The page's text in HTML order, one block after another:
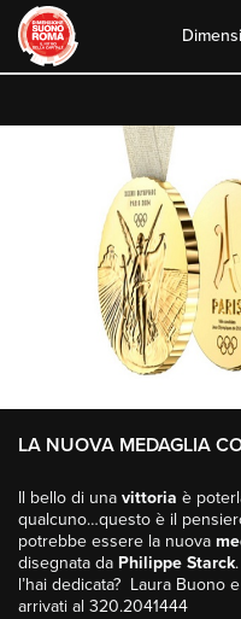
content
LA NUOVA MEDAGLIA
Il bello di una vittoria è
qualcuno…questo è il
potrebbe essere la nuova
disegnata da Philippe Starck
l’hai dedicata? Laura Buono
arrivati al 320.2041444